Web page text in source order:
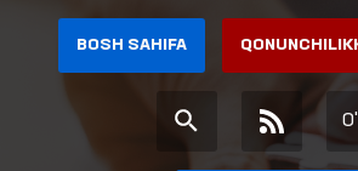
BOSH SAHIFA